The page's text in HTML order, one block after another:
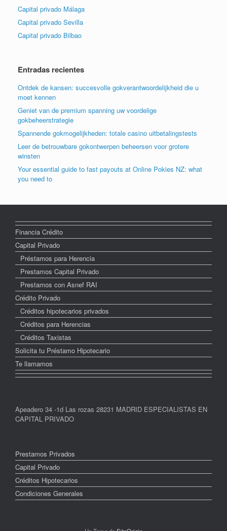
Capital privado Málaga
Capital privado Sevilla
Capital privado Bilbao
Entradas recientes
Ontdek de kansen: succesvolle gokverantwoordelijkheid die u
moet kennen
Geniet van de premium spanning uw voordelige
gokbeheerstrategie
Spannende gokmogelijkheden: totale casino uitbetalingstests
Leer de betrouwbare gokontwerpen beheersen voor grotere
winsten
Your essential guide to fast payouts at Online Pokies NZ: what
you need to
Financia Crédito
Capital Privado
Préstamos para Herencia
Prestamos Capital Privado
Prestamos con Asnef RAI
Crédito Privado
Créditos hipotecarios privados
Créditos para Herencias
Créditos Taxistas
Solicita tu Préstamo Hipotecario
Te llamamos
Apeadero 34 -1d Las rozas 28231 MADRID ESPECIALISTAS EN
CAPITAL PRIVADO
Prestamos Privados
Capital Privado
Créditos Hipotecarios
Condiciones Generales